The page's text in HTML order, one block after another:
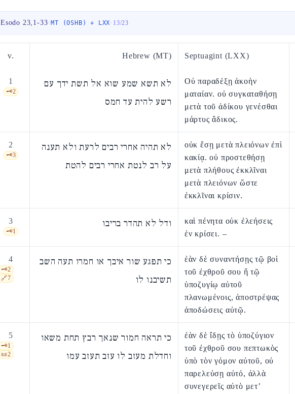
Esodo 23,1-33·MT (OSHB) + LXX· 13/23
v. Hebrew (MT) Septuagint (LXX)
1
🗝️2
לא תשא שמע שוא אל תשת ידך עם
רשע להית עד חמס
Οὐ παραδέξῃ ἀκοὴν
ματαίαν. οὐ συγκαταθήσῃ
μετὰ τοῦ ἀδίκου γενέσθαι
μάρτυς ἄδικος.
2
🗝️3
לא תהיה אחרי רבים לרעת ולא תענה
על רב לנטת אחרי רבים להטת
οὐκ ἔσῃ μετὰ πλειόνων ἐπὶ
κακίᾳ. οὐ προστεθήσῃ
μετὰ πλήθους ἐκκλῖναι
μετὰ πλειόνων ὥστε
ἐκκλῖναι κρίσιν.
3
🗝️1
ודל לא תהדר בריבו
καὶ πένητα οὐκ ἐλεήσεις
ἐν κρίσει. –
4
🗝️2
🔗7
כי תפגע שור איבך או חמרו תעה השב
תשיבנו לו
ἐὰν δὲ συναντήσῃς τῷ βοὶ
τοῦ ἐχθροῦ σου ἢ τῷ
ὑποζυγίῳ αὐτοῦ
πλανωμένοις, ἀποστρέψας
ἀποδώσεις αὐτῷ.
5
🗝️1
📜2
כי תראה חמור שנאך רבץ תחת משאו
וחדלת מעזב לו עזב תעזב עמו
ἐὰν δὲ ἴδῃς τὸ ὑποζύγιον
τοῦ ἐχθροῦ σου πεπτωκὸς
ὑπὸ τὸν γόμον αὐτοῦ, οὐ
παρελεύσῃ αὐτό, ἀλλὰ
συνεγερεῖς αὐτὸ μετ’